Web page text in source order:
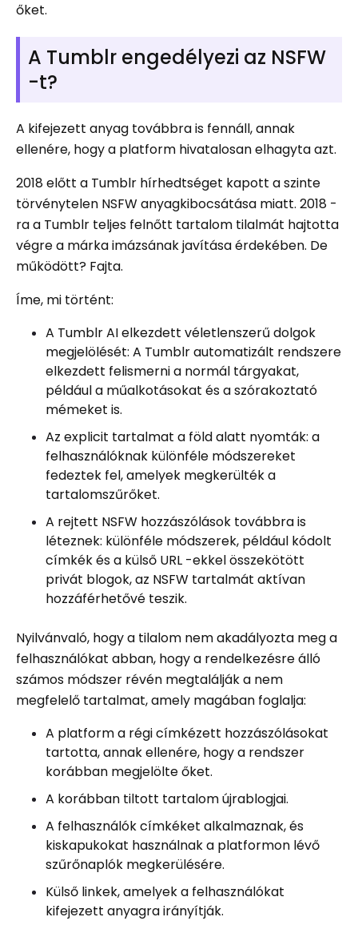
őket.
A Tumblr engedélyezi az NSFW
-t?
A kifejezett anyag továbbra is fennáll, annak
ellenére, hogy a platform hivatalosan elhagyta azt.
2018 előtt a Tumblr hírhedtséget kapott a szinte
törvénytelen NSFW anyagkibocsátása miatt. 2018 -
ra a Tumblr teljes felnőtt tartalom tilalmát hajtotta
végre a márka imázsának javítása érdekében. De
működött? Fajta.
Íme, mi történt:
A Tumblr AI elkezdett véletlenszerű dolgok
megjelölését: A Tumblr automatizált rendszere
elkezdett felismerni a normál tárgyakat,
például a műalkotásokat és a szórakoztató
mémeket is.
Az explicit tartalmat a föld alatt nyomták: a
felhasználóknak különféle módszereket
fedeztek fel, amelyek megkerülték a
tartalomszűrőket.
A rejtett NSFW hozzászólások továbbra is
léteznek: különféle módszerek, például kódolt
címkék és a külső URL -ekkel összekötött
privát blogok, az NSFW tartalmát aktívan
hozzáférhetővé teszik.
Nyilvánvaló, hogy a tilalom nem akadályozta meg a
felhasználókat abban, hogy a rendelkezésre álló
számos módszer révén megtalálják a nem
megfelelő tartalmat, amely magában foglalja:
A platform a régi címkézett hozzászólásokat
tartotta, annak ellenére, hogy a rendszer
korábban megjelölte őket.
A korábban tiltott tartalom újrablogjai.
A felhasználók címkéket alkalmaznak, és
kiskapukokat használnak a platformon lévő
szűrőnaplók megkerülésére.
Külső linkek, amelyek a felhasználókat
kifejezett anyagra irányítják.